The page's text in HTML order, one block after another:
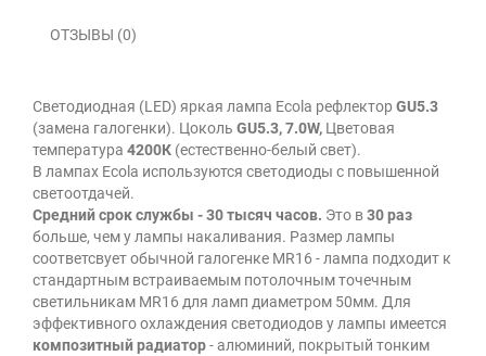
ОТЗЫВЫ (0)
Светодиодная (LED) яркая лампа Ecola рефлектор GU5.3
(замена галогенки). Цоколь GU5.3, 7.0W, Цветовая
температура 4200К (естественно-белый свет).
В лампах Ecola используются светодиоды с повышенной
светоотдачей.
Средний срок службы - 30 тысяч часов. Это в30 раз
больше, чем у лампы накаливания. Размер лампы
соответсвует обычной галогенке MR16 - лампа подходит к
стандартным встраиваемым потолочным точечным
светильникам MR16 для ламп диаметром 50мм. Для
эффективного охлаждения светодиодов у лампы имеется
композитный радиатор- алюминий, покрытый тонким